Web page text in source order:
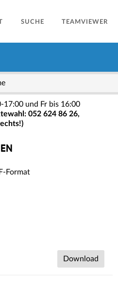
SUCHE TEAMVIEWER
und Fr bis 16:00
052 624 86 26,
Format
Download